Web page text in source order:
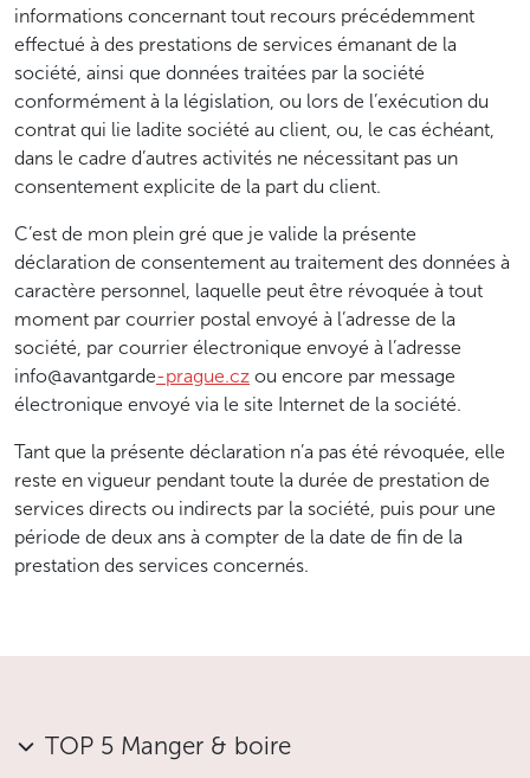
informations concernant tout recours précédemment
effectué à des prestations de services émanant de la
société, ainsi que données traitées par la société
conformément à la législation, ou lors de l’exécution du
contrat qui lie ladite société au client, ou, le cas échéant,
dans le cadre d’autres activités ne nécessitant pas un
consentement explicite de la part du client.
C’est de mon plein gré que je valide la présente
déclaration de consentement au traitement des données à
caractère personnel, laquelle peut être révoquée à tout
moment par courrier postal envoyé à l’adresse de la
société, par courrier électronique envoyé à l’adresse
info@avantgarde-prague.cz ou encore par message
électronique envoyé via le site Internet de la société.
Tant que la présente déclaration n’a pas été révoquée, elle
reste en vigueur pendant toute la durée de prestation de
services directs ou indirects par la société, puis pour une
période de deux ans à compter de la date de fin de la
prestation des services concernés.
TOP 5 Manger & boire